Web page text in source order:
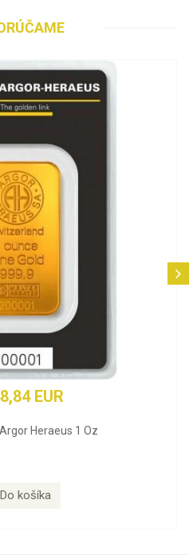
EUR
Heraeus 1 Oz
Do košíka